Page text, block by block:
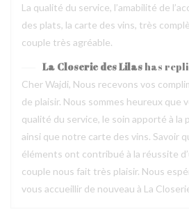
La qualité du service, l’amabilité de
des plats, la carte des vins, très
couple très agréable.
La Closerie des Lilashas
Cher Wajdi, Nous recevons vos
de plaisir. Nous sommes heureux que
qualité du service, le soin apporté à
ainsi que notre carte des vins. Savoir
éléments ont contribué à la réussite
couple nous fait très plaisir. Nous
vous accueillir de nouveau à La Closerie